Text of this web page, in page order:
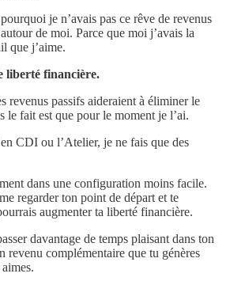
je n’avais pas ce rêve de revenus
de moi. Parce que moi j’avais la
que j’aime.
liberté financière.
passifs aideraient à éliminer le
le fait est que pour le moment je l’ai.
CDI ou l’Atelier, je ne fais que des
dans une configuration moins facile.
regarder ton point de départ et te
augmenter ta liberté financière.
davantage de temps plaisant dans ton
revenu complémentaire que tu génères